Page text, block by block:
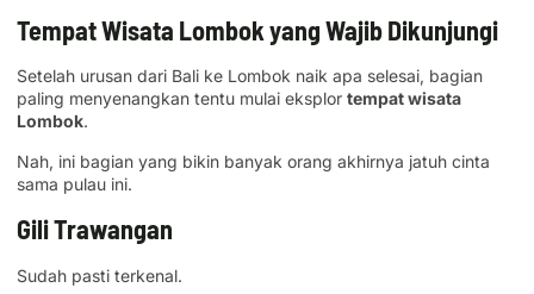
Tempat Wisata Lombok yang Wajib Dikunjungi
Setelah urusan dari Bali ke Lombok naik apa selesai, bagian
paling menyenangkan tentu mulai eksplor tempat wisata
Lombok.
Nah, ini bagian yang bikin banyak orang akhirnya jatuh cinta
sama pulau ini.
Gili Trawangan
Sudah pasti terkenal.